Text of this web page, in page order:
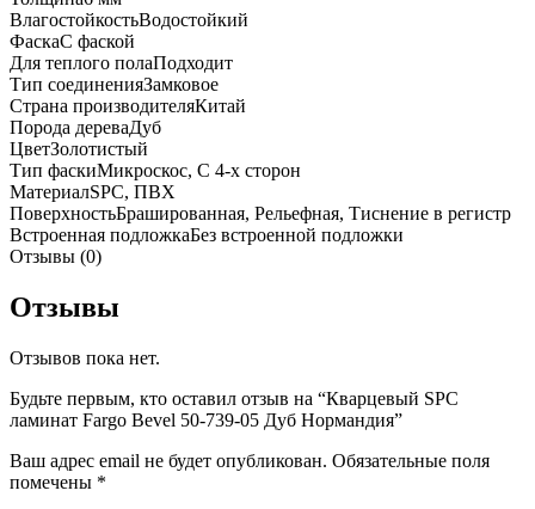
ВлагостойкостьВодостойкий
ФаскаС фаской
Для теплого полаПодходит
Тип соединенияЗамковое
Страна производителяКитай
Порода дереваДуб
ЦветЗолотистый
Тип фаскиМикроскос, С 4-х сторон
МатериалSPC, ПВХ
ПоверхностьБрашированная, Рельефная, Тиснение в регистр
Встроенная подложкаБез встроенной подложки
Отзывы (0)
Отзывы
Отзывов пока нет.
Будьте первым, кто оставил отзыв на “Кварцевый SPC
ламинат Fargo Bevel 50-739-05 Дуб Нормандия”
Ваш адрес email не будет опубликован. Обязательные поля
помечены *